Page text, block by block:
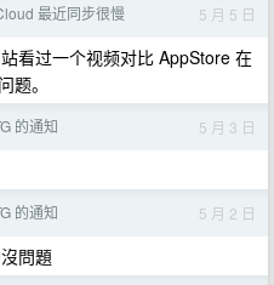
最近同步很慢 5 月 5 日
看过一个视频对比 AppStore 在
题。
的通知 5 月 3 日
的通知 5 月 2 日
問題